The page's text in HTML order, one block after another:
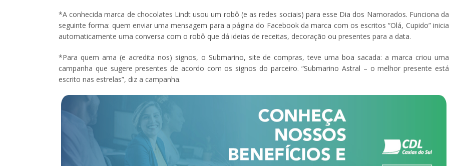
*A conhecida marca de chocolates Lindt usou um robô (e as redes sociais) para esse Dia dos Namorados. Funciona da
seguinte forma: quem enviar uma mensagem para a página do Facebook da marca com os escritos “Olá, Cupido” inicia
automaticamente uma conversa com o robô que dá ideias de receitas, decoração ou presentes para a data.
*Para quem ama (e acredita nos) signos, o Submarino, site de compras, teve uma boa sacada: a marca criou uma
campanha que sugere presentes de acordo com os signos do parceiro. “Submarino Astral – o melhor presente está
escrito nas estrelas”, diz a campanha.